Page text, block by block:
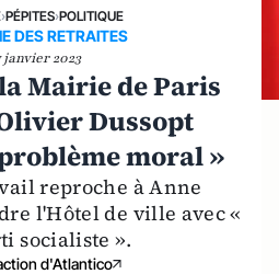
›PÉPITES›POLITIQUE
DES RETRAITES
janvier 2023
Mairie de Paris
Dussopt
moral »
reproche à Anne
l'Hôtel de ville avec «
socialiste ».
d'Atlantico